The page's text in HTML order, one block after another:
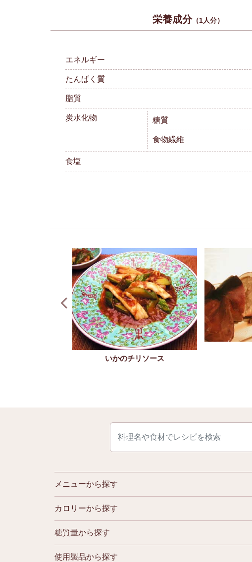
栄養成分（1人分）
エネルギー
たんぱく質
脂質
炭水化物 糖質
食物繊維
食塩
いかのチリソース
メニューから探す
カロリーから探す
糖質量から探す
使用製品から探す